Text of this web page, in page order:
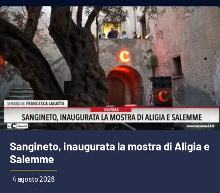
Laconair.it
Lacitymag.it
Lacapitalenews.it
Ilreggino.it
Cosenzachannel.it
Ilvibonese.it
Catanzarochannel.it
Sangineto, inaugurata la mostra di Aligia e
Salemme
4 agosto 2026